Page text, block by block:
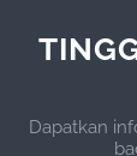
Dapatkan